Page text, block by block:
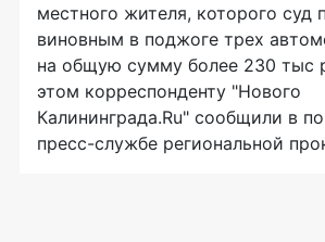
местного жителя, которого суд
виновным в поджоге трех
на общую сумму более 230 тыс
этом корреспонденту "Нового
Калининграда.Ru" сообщили в
пресс-службе региональной